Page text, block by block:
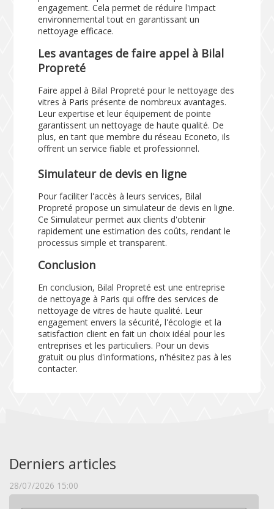
engagement. Cela permet de réduire l'impact
environnemental tout en garantissant un
nettoyage efficace.
Les avantages de faire appel à Bilal
Propreté
Faire appel à Bilal Propreté pour le nettoyage des
vitres à Paris présente de nombreux avantages.
Leur expertise et leur équipement de pointe
garantissent un nettoyage de haute qualité. De
plus, en tant que membre du réseau Econeto, ils
offrent un service fiable et professionnel.
Simulateur de devis en ligne
Pour faciliter l'accès à leurs services, Bilal
Propreté propose un simulateur de devis en ligne.
CeSimulateur permet aux clients d'obtenir
rapidement une estimation des coûts, rendant le
processus simple et transparent.
Conclusion
En conclusion, Bilal Propreté est une entreprise
de nettoyage à Paris qui offre des services de
nettoyage de vitres de haute qualité. Leur
engagement envers la sécurité, l'écologie et la
satisfaction client en fait un choix idéal pour les
entreprises et les particuliers. Pour un devis
gratuit ou plus d'informations, n'hésitez pas à les
contacter.
Derniers articles
28/07/2026 15:00